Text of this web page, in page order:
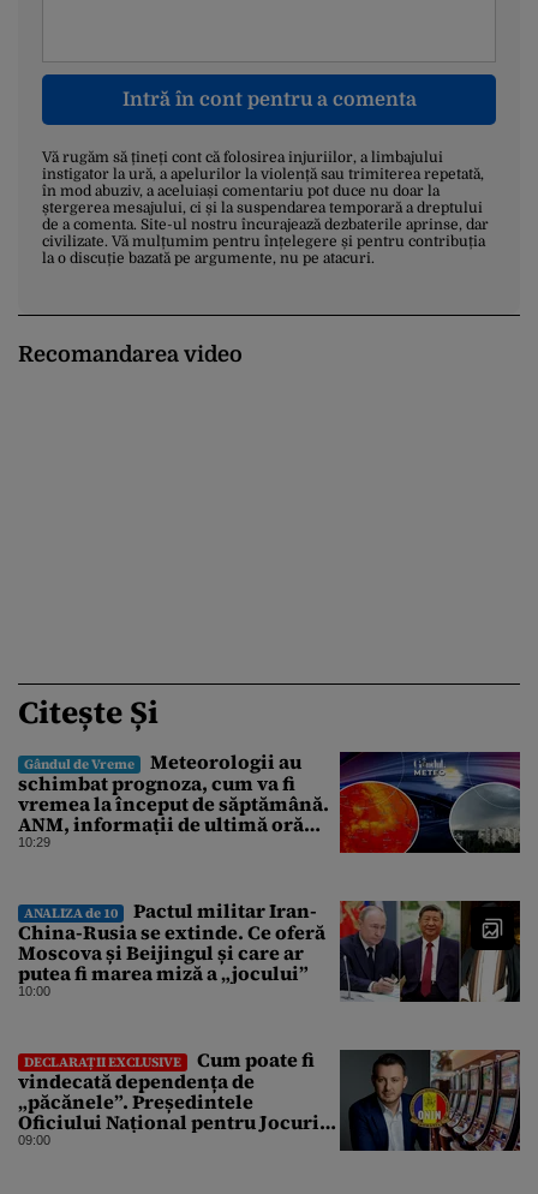
Intră în cont pentru a comenta
Vă rugăm să țineți cont că folosirea injuriilor, a limbajului
instigator la ură, a apelurilor la violență sau trimiterea repetată,
în mod abuziv, a aceluiași comentariu pot duce nu doar la
ștergerea mesajului, ci și la suspendarea temporară a dreptului
de a comenta. Site-ul nostru încurajează dezbaterile aprinse, dar
civilizate. Vă mulțumim pentru înțelegere și pentru contribuția
la o discuție bazată pe argumente, nu pe atacuri.
Recomandarea video
Citește Și
Gândul de Vreme
Meteorologii au
schimbat prognoza, cum va fi
vremea la început de săptămână.
ANM, informații de ultimă oră
pentru Gândul
10:29
ANALIZA de 10
Pactul militar Iran-
China-Rusia se extinde. Ce oferă
Moscova și Beijingul și care ar
putea fi marea miză a „jocului”
10:00
DECLARAȚII EXCLUSIVE
Cum poate fi
vindecată dependența de
„păcănele”. Președintele
Oficiului Național pentru Jocuri
de Noroc propune o ordonanță de
09:00